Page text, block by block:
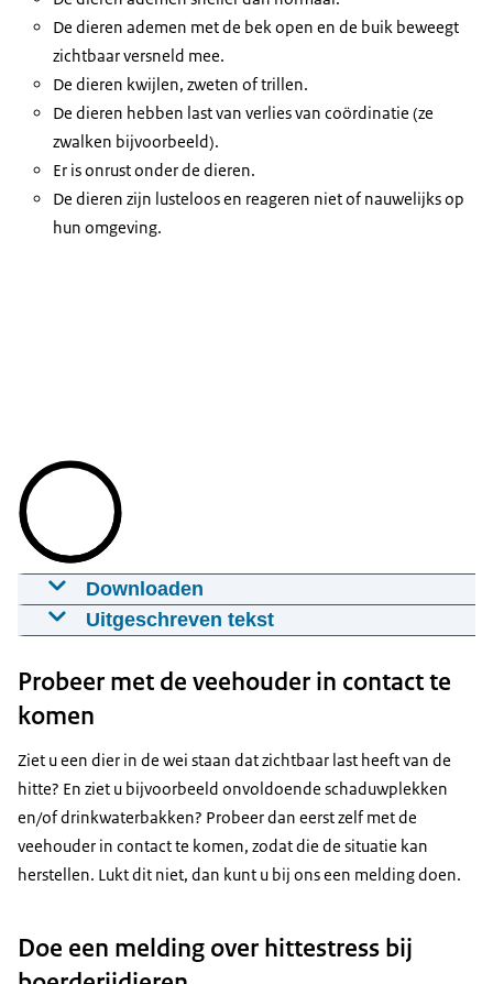
De dieren ademen met de bek open en de buik beweegt
zichtbaar versneld mee.
De dieren kwijlen, zweten of trillen.
De dieren hebben last van verlies van coördinatie (ze
zwalken bijvoorbeeld).
Er is onrust onder de dieren.
De dieren zijn lusteloos en reageren niet of nauwelijks op
hun omgeving.
Downloaden
Video Hoe herkent u hittestress?
Download
Ondertiteling
Download
Audiobeschrijving
Download
Uitgeschreven tekst
INSPECTEUR NVWA: Er zijn een aantal dingen waar
je hittestress aan kunt herkennen bij dieren. Dat
gaan hijgen. Dit kan met de bek open en de tong
het dier gaat schuimbekken of kwijlen. En daarbij
voortbewegen.
Probeer met de veehouder in contact te
komen
Ziet u een dier in de wei staan dat zichtbaar last heeft van de
hitte? En ziet u bijvoorbeeld onvoldoende schaduwplekken
en/of drinkwaterbakken? Probeer dan eerst zelf met de
veehouder in contact te komen, zodat die de situatie kan
herstellen. Lukt dit niet, dan kunt u bij ons een melding doen.
Doe een melding over hittestress bij